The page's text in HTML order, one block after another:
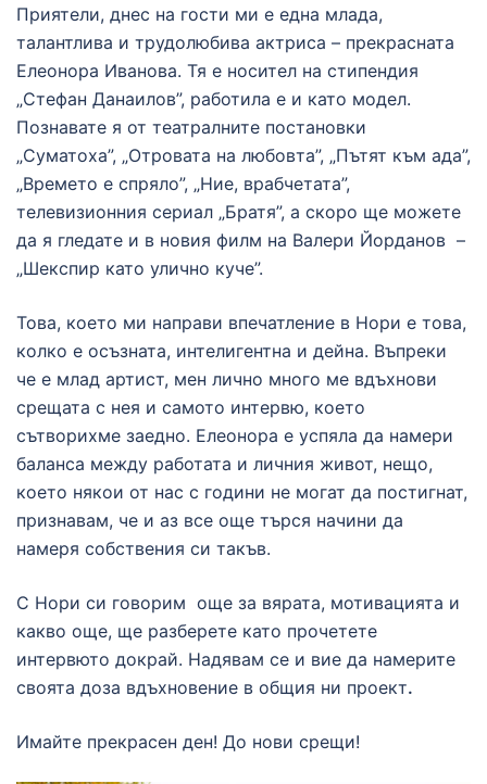
Приятели, днес на гости ми е една млада,
талантлива и трудолюбива актриса – прекрасната
Елеонора Иванова. Тя е носител на стипендия
„Стефан Данаилов”, работила е и като модел.
Познавате я от театралните постановки
„Суматоха”, „Отровата на любовта”, „Пътят към ада”,
„Времето е спряло”, „Ние, врабчетата”,
телевизионния сериал „Братя”, а скоро ще можете
да я гледате и в новия филм на Валери Йорданов –
„Шекспир като улично куче”.
Това, което ми направи впечатление в Нори е това,
колко е осъзната, интелигентна и дейна. Въпреки
че е млад артист, мен лично много ме вдъхнови
срещата с нея и самото интервю, което
сътворихме заедно. Елеонора е успяла да намери
баланса между работата и личния живот, нещо,
което някои от нас с години не могат да постигнат,
признавам, че и аз все още търся начини да
намеря собствения си такъв.
С Нори си говорим още за вярата, мотивацията и
какво още, ще разберете като прочетете
интервюто докрай. Надявам се и вие да намерите
своята доза вдъхновение в общия ни проект.
Имайте прекрасен ден! До нови срещи!